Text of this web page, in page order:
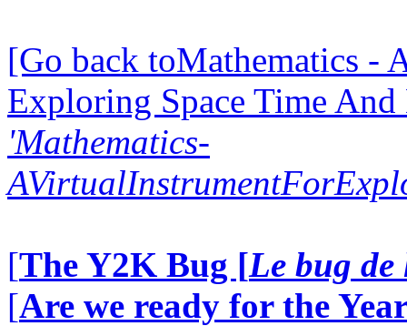
[Go back toMathematics -
Exploring Space Time
'Mathematics-
[The Y2K Bug [Le bug
[Are we ready for the